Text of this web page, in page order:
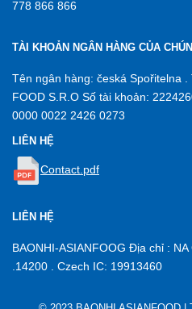
778 866 866
TÀI KHOẢN NGÂN HÀNG CỦA
Tên ngân hàng: česká Spořitelna .
FOOD S.R.O Số tài khoản:
0000 0022 2426 0273
LIÊN HỆ
Contact.pdf
LIÊN HỆ
BAONHI-ASIANFOOG Địa chỉ :
.14200 . Czech IC: 19913460